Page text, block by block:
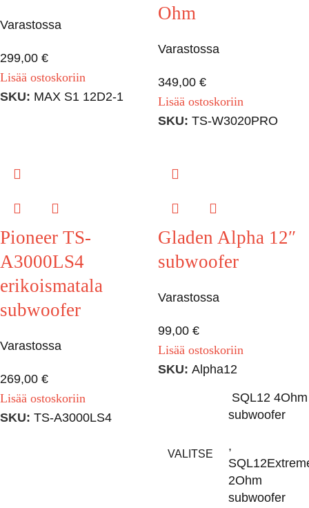
Varastossa
299,00 €
Lisää ostoskoriin
SKU: MAX S1 12D2-1
Ohm
Varastossa
349,00 €
Lisää ostoskoriin
SKU: TS-W3020PRO
Pioneer TS-
A3000LS4
erikoismatala
subwoofer
Varastossa
269,00 €
Lisää ostoskoriin
SKU: TS-A3000LS4
Gladen Alpha 12″
subwoofer
Varastossa
99,00 €
Lisää ostoskoriin
SKU: Alpha12
VALITSE
SQL12 4Ohm
subwoofer
,
2Ohm
subwoofer